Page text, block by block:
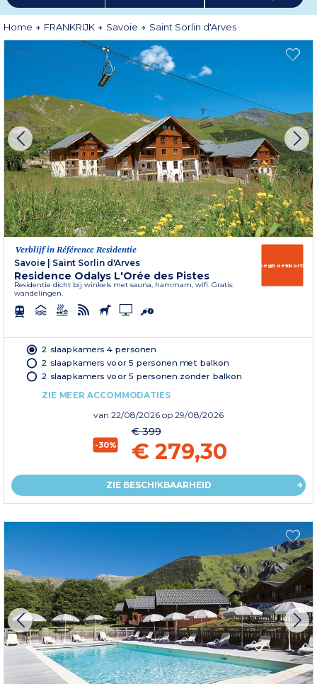
Home FRANKRIJK Savoie Saint Sorlin d'Arves
Verblijf in Référence Residentie
Savoie
Saint Sorlin d'Arves
Residence Odalys L'Orée des Pistes
Residentie dicht bij winkels met sauna, hammam, wifi. Gratis:
wandelingen.
Vroegboekkorting
2 slaapkamers 4 personen
2 slaapkamers voor 5 personen met balkon
2 slaapkamers voor 5 personen zonder balkon
ZIE MEER ACCOMMODATIES
van 22/08/2026 op 29/08/2026
-30%
€ 399
€ 279,30
ZIE BESCHIKBAARHEID